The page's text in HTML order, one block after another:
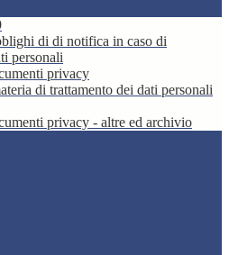
di di notifica in caso di
personali
privacy
di trattamento dei dati personali
privacy - altre ed archivio